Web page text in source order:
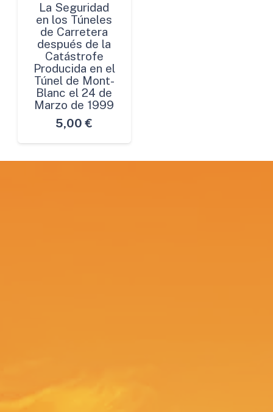
La Seguridad
en los Túneles
de Carretera
después de la
Catástrofe
Producida en el
Túnel de Mont-
Blanc el 24 de
Marzo de 1999
5,00 €